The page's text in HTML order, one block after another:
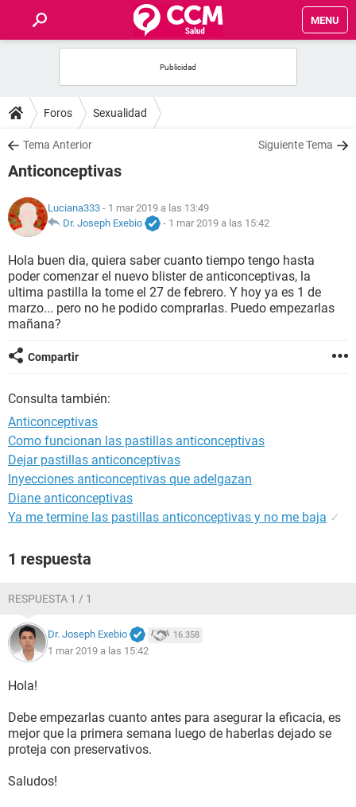
MENU
FOROS
SALUD
NUTRICIÓN
BIENESTAR
SEXUALIDAD
GLOSARIO
Foros Sexualidad
Tema Anterior Siguiente Tema
Anticonceptivas
Luciana333 - 1 mar 2019 a las 13:49
Dr. Joseph Exebio
- 1 mar 2019 a las 15:42
Hola buen dia, quiera saber cuanto tiempo tengo hasta
poder comenzar el nuevo blister de anticonceptivas, la
ultima pastilla la tome el 27 de febrero. Y hoy ya es 1 de
marzo... pero no he podido comprarlas. Puedo empezarlas
mañana?
Compartir
Consulta también:
Anticonceptivas
Como funcionan las pastillas anticonceptivas
Dejar pastillas anticonceptivas
Inyecciones anticonceptivas que adelgazan
Diane anticonceptivas
Ya me termine las pastillas anticonceptivas y no me baja ✓
1 respuesta
RESPUESTA 1 / 1
Dr. Joseph Exebio 16.358
1 mar 2019 a las 15:42
Hola!
Debe empezarlas cuanto antes para asegurar la eficacia, es
mejor que la primera semana luego de haberlas dejado se
proteja con preservativos.
Saludos!